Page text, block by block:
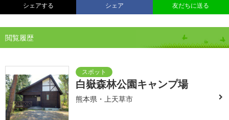
シェアする シェア 友だちに送る
閲覧履歴
白嶽森林公園キャンプ場
熊本県・上天草市